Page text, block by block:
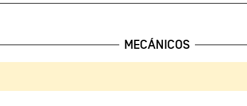
MECÁNICOS